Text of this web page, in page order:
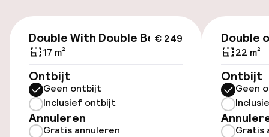
Parkeerservice
Luchthavenshuttle
Fietsverhuur
€ 249
Double With Double Bed
17 m²
Ontbijt
Geen ontbijt
Inclusief ontbijt
Annuleren
Gratis annuleren
Double
22 m²
Ontbijt
Geen
Gratis